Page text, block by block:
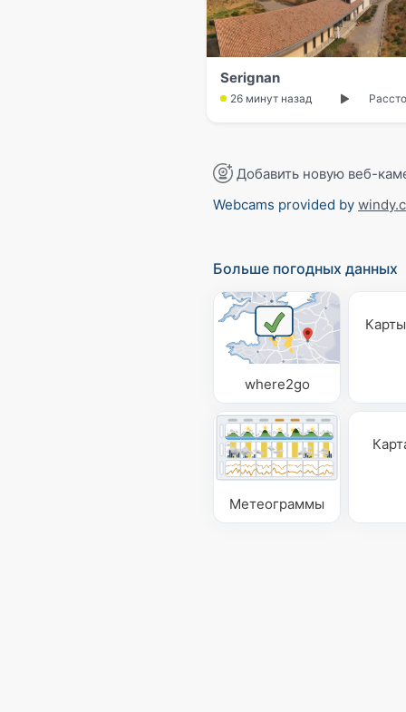
Serignan
26 минут назад
Добавить новую веб-
Webcams provided by
Больше погодных данных
where2go
Метеограммы